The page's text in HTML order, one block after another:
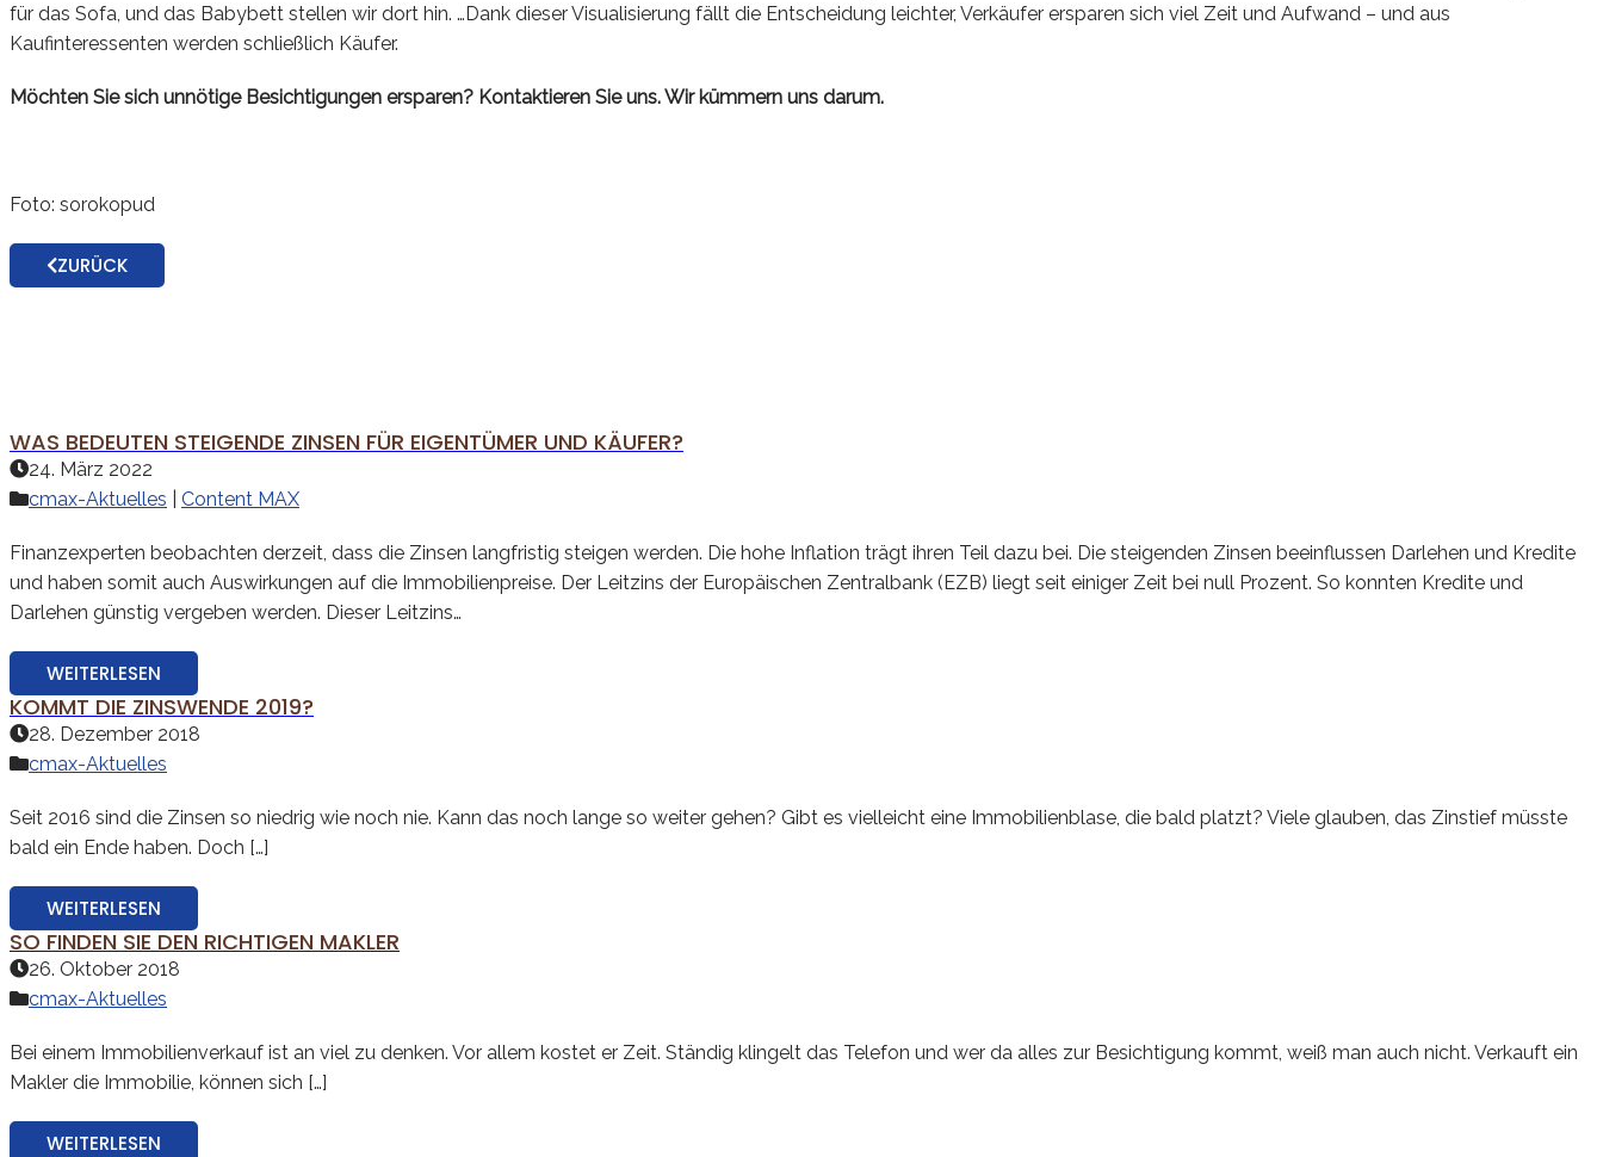
für das Sofa, und das Babybett stellen wir dort hin. …Dank dieser Visualisierung fällt die Entscheidung leichter, Verkäufer ersparen sich viel Zeit und Aufwand – und aus
Kaufinteressenten werden schließlich Käufer.
Möchten Sie sich unnötige Besichtigungen ersparen? Kontaktieren Sie uns. Wir kümmern uns darum.
Foto: sorokopud
ZURÜCK
WAS BEDEUTEN STEIGENDE ZINSEN FÜR EIGENTÜMER UND KÄUFER?
24. März 2022
cmax-Aktuelles
Content MAX
Finanzexperten beobachten derzeit, dass die Zinsen langfristig steigen werden. Die hohe Inflation trägt ihren Teil dazu bei. Die steigenden Zinsen beeinflussen Darlehen und Kredite
und haben somit auch Auswirkungen auf die Immobilienpreise. Der Leitzins der Europäischen Zentralbank (EZB) liegt seit einiger Zeit bei null Prozent. So konnten Kredite und
Darlehen günstig vergeben werden. Dieser Leitzins…
WEITERLESEN
KOMMT DIE ZINSWENDE 2019?
28. Dezember 2018
cmax-Aktuelles
Seit 2016 sind die Zinsen so niedrig wie noch nie. Kann das noch lange so weiter gehen? Gibt es vielleicht eine Immobilienblase, die bald platzt? Viele glauben, das Zinstief müsste
bald ein Ende haben. Doch […]
WEITERLESEN
SO FINDEN SIE DEN RICHTIGEN MAKLER
26. Oktober 2018
cmax-Aktuelles
Bei einem Immobilienverkauf ist an viel zu denken. Vor allem kostet er Zeit. Ständig klingelt das Telefon und wer da alles zur Besichtigung kommt, weiß man auch nicht. Verkauft ein
Makler die Immobilie, können sich […]
WEITERLESEN